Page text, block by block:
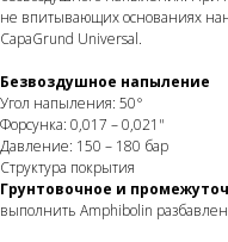
не впитывающих основаниях
CapaGrund Universal.
Безвоздушное напыление
Угол напыления: 50°
Форсунка: 0,017 – 0,021"
Давление: 150 – 180 бар
Структура покрытия
Грунтовочное и
выполнить Amphibolin